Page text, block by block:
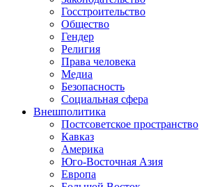
Госстроительство
Общество
Гендер
Религия
Права человека
Медиа
Безопасность
Социальная сфера
Внешполитика
Постсоветское пространство
Кавказ
Америка
Юго-Восточная Азия
Европа